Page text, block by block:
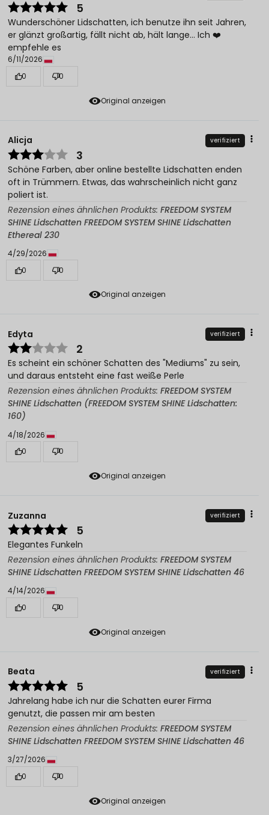
Original anzeigen
5
Wunderschöner Lidschatten, ich benutze ihn seit Jahren,
er glänzt großartig, fällt nicht ab, hält lange... Ich ❤️
empfehle es
6/11/2026
0
0
Original anzeigen
Alicja verifiziert
3
Schöne Farben, aber online bestellte Lidschatten enden
oft in Trümmern. Etwas, das wahrscheinlich nicht ganz
poliert ist.
Rezension eines ähnlichen Produkts: FREEDOM SYSTEM
SHINE Lidschatten FREEDOM SYSTEM SHINE Lidschatten
Ethereal 230
4/29/2026
0
0
Original anzeigen
Edyta verifiziert
2
Es scheint ein schöner Schatten des "Mediums" zu sein,
und daraus entsteht eine fast weiße Perle
Rezension eines ähnlichen Produkts: FREEDOM SYSTEM
SHINE Lidschatten (FREEDOM SYSTEM SHINE Lidschatten:
160)
4/18/2026
0
0
Original anzeigen
Zuzanna verifiziert
5
Elegantes Funkeln
Rezension eines ähnlichen Produkts: FREEDOM SYSTEM
SHINE Lidschatten FREEDOM SYSTEM SHINE Lidschatten 46
4/14/2026
0
0
Original anzeigen
Beata verifiziert
5
Jahrelang habe ich nur die Schatten eurer Firma
genutzt, die passen mir am besten
Rezension eines ähnlichen Produkts: FREEDOM SYSTEM
SHINE Lidschatten FREEDOM SYSTEM SHINE Lidschatten 46
3/27/2026
0
0